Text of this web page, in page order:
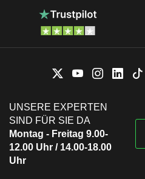
UNSERE EXPERTEN
SIND FÜR SIE DA
Montag - Freitag 9.00-
12.00 Uhr / 14.00-18.00
Uhr